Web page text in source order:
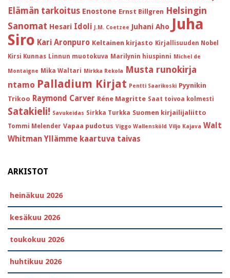
Elämän tarkoitus Enostone Ernst Billgren Helsingin
Sanomat Hesari Idoli J.M. Coetzee Juhani Aho Juha
Siro Kari Aronpuro Keltainen kirjasto Kirjallisuuden Nobel
Kirsi Kunnas Linnun muotokuva Marilynin hiuspinni Michel de
Montaigne Mika Waltari Mirkka Rekola Musta runokirja
ntamo Palladium Kirjat Pentti Saarikoski Pyynikin
Trikoo Raymond Carver Réne Magritte Saat toivoa kolmesti
Satakieli! Savukeidas Sirkka Turkka Suomen kirjailijaliitto
Tommi Melender Vapaa pudotus Viggo Wallensköld Viljo Kajava Walt
Whitman Yllämme kaartuva taivas
ARKISTOT
heinäkuu 2026
kesäkuu 2026
toukokuu 2026
huhtikuu 2026